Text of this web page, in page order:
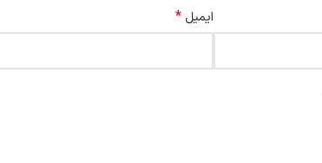
ایمیل *